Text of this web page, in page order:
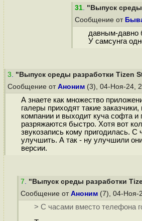
31. "Выпуск среды
Сообщение от
давным-давно
У самсунга
3. "Выпуск среды разработки Tizen
Сообщение от Аноним (3), 04-Ноя-24,
А знаете как множество
галеры приходят такие
компании и выходит куча софта
разряжаются быстро. Хотя вот
звукозапись кому пригодилась.
улучшить. А так - ну улучшили
версии.
7. "Выпуск среды разработки
Сообщение от Аноним (7), 04-Ноя-
> С часами вместо телефона